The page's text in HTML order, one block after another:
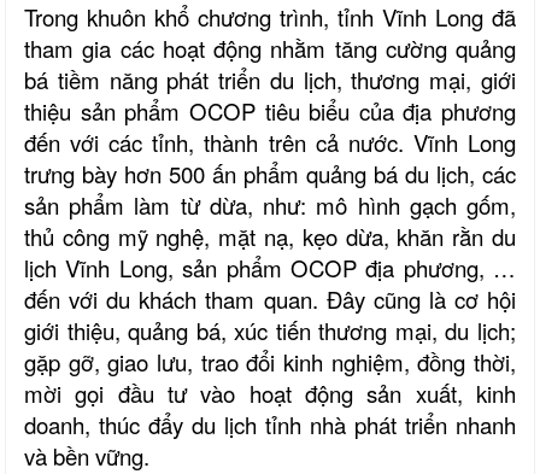
Trong khuôn khổ chương trình, tỉnh Vĩnh Long đã
tham gia các hoạt động nhằm tăng cường quảng
bá tiềm năng phát triển du lịch, thương mại, giới
thiệu sản phẩm OCOP tiêu biểu của địa phương
đến với các tỉnh, thành trên cả nước. Vĩnh Long
trưng bày hơn 500 ấn phẩm quảng bá du lịch, các
sản phẩm làm từ dừa, như: mô hình gạch gốm,
thủ công mỹ nghệ, mặt nạ, kẹo dừa, khăn rằn du
lịch Vĩnh Long, sản phẩm OCOP địa phương, …
đến với du khách tham quan. Đây cũng là cơ hội
giới thiệu, quảng bá, xúc tiến thương mại, du lịch;
gặp gỡ, giao lưu, trao đổi kinh nghiệm, đồng thời,
mời gọi đầu tư vào hoạt động sản xuất, kinh
doanh, thúc đẩy du lịch tỉnh nhà phát triển nhanh
và bền vững.